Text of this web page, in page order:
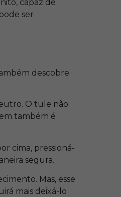
capaz de
ser
descobre
O tule não
também é
cima, pressioná-
segura.
Mas, esse
mais deixá-lo